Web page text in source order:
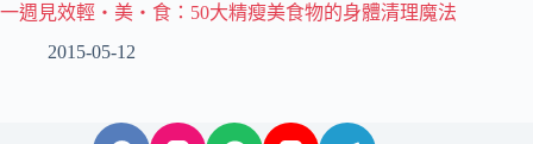
一週見效輕‧美‧食：50大精瘦美食物的身體清理魔法
2015-05-12